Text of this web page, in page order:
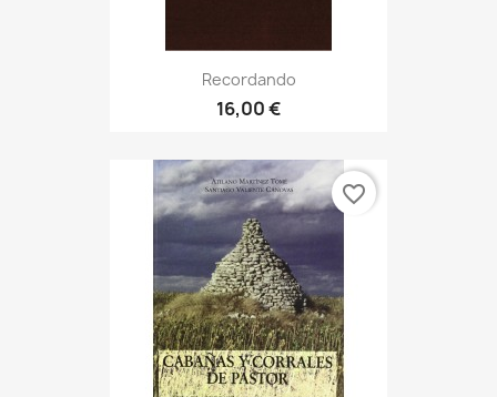
Recordando
16,00 €
favorite_border